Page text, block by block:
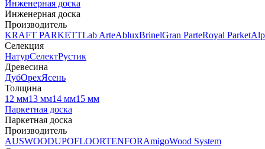
Инженерная доска
Инженерная доска
Производитель
KRAFT PARKETTLab ArteAbluxBrinelGran ParteRoyal Parket
Селекция
НатурСелектРустик
Древесина
ДубОрехЯсень
Толщина
12 мм13 мм14 мм15 мм
Паркетная доска
Паркетная доска
Производитель
AUSWOODUPOFLOORTENFORAmigoWood System